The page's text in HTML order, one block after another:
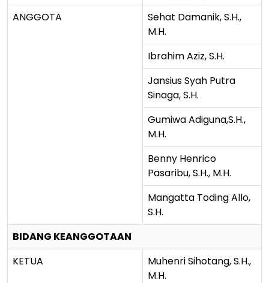
ANGGOTA
Sehat Damanik, S.H.,
M.H.
Ibrahim Aziz, S.H.
Jansius Syah Putra
Sinaga, S.H.
Gumiwa Adiguna,S.H.,
M.H.
Benny Henrico
Pasaribu, S.H., M.H.
Mangatta Toding Allo,
S.H.
BIDANG KEANGGOTAAN
KETUA
Muhenri Sihotang, S.H.,
M.H.